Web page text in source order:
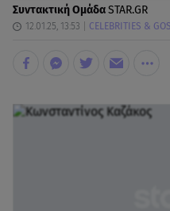
Συντακτική ΟμάδαSTAR.GR
12.01.25, 13:53 CELEBRITIES &